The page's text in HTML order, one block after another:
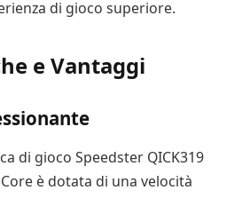
di gioco superiore.
e Vantaggi
di gioco Speedster QICK319
Core è dotata di una velocità